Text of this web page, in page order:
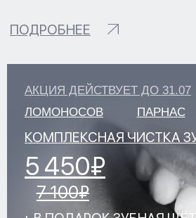
ЗАПИСЬ НА ПРИЕМ
УЛ. СОЦИАЛИСТИЧЕСКАЯ, Д. 114
+7 (812) 649-75-50
klinikastom@yandex.ru